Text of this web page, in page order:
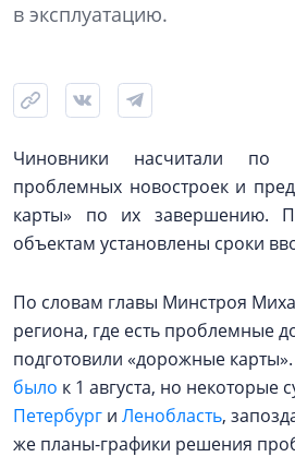
в эксплуатацию.
Чиновники насчитали по
проблемных новостроек и
карты» по их завершению.
объектам установлены сроки
По словам главы Минстроя
региона, где есть проблемные
подготовили «дорожные карты».
было к 1 августа, но некоторые
Петербург и Ленобласть,
же планы-графики решения